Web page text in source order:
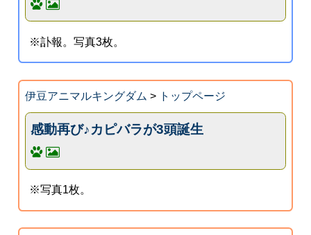
※訃報。写真3枚。
伊豆アニマルキングダム > トップページ
感動再び♪カピバラが3頭誕生
※写真1枚。